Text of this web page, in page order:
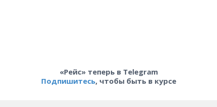
«Рейс» теперь в Telegram
Подпишитесь, чтобы быть в курсе